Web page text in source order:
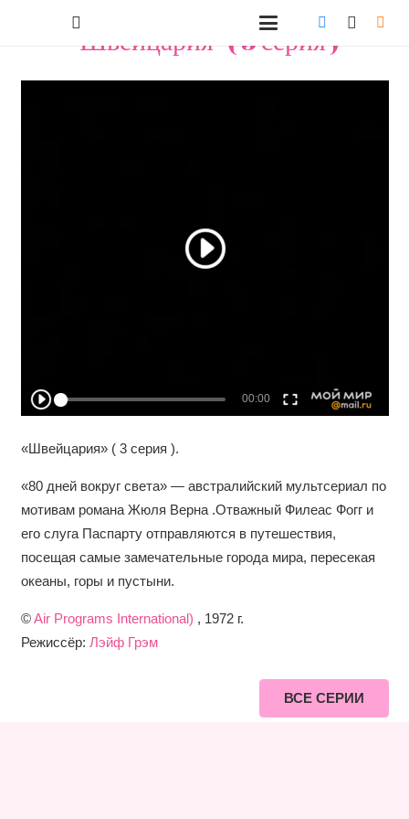
"Швейцария" ( 3 серия )
«Швейцария» ( 3 серия ).
«80 дней вокруг света» — австралийский мультсериал по
мотивам романа Жюля Верна .Отважный Филеас Фогг и
его слуга Паспарту отправляются в путешествия,
посещая самые замечательные города мира, пересекая
океаны, горы и пустыни.
©Air Programs International) , 1972 г.
Режиссёр: Лэйф Грэм
ВСЕ СЕРИИ